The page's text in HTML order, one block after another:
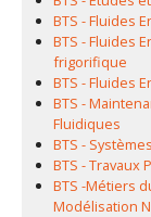
BTS - Fluides
BTS - Fluides
frigorifique
BTS - Fluides
BTS -
Fluidiques
BTS -
BTS - Travaux
BTS -Métiers
Modélisation